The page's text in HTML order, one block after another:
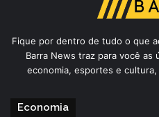
Fique por dentro de tudo o que
Barra News traz para você as
economia, esportes e
Economia